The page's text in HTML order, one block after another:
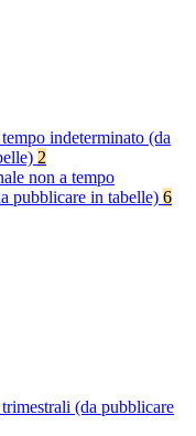
indeterminato (da
2
non a tempo
pubblicare in tabelle) 6
trimestrali (da pubblicare